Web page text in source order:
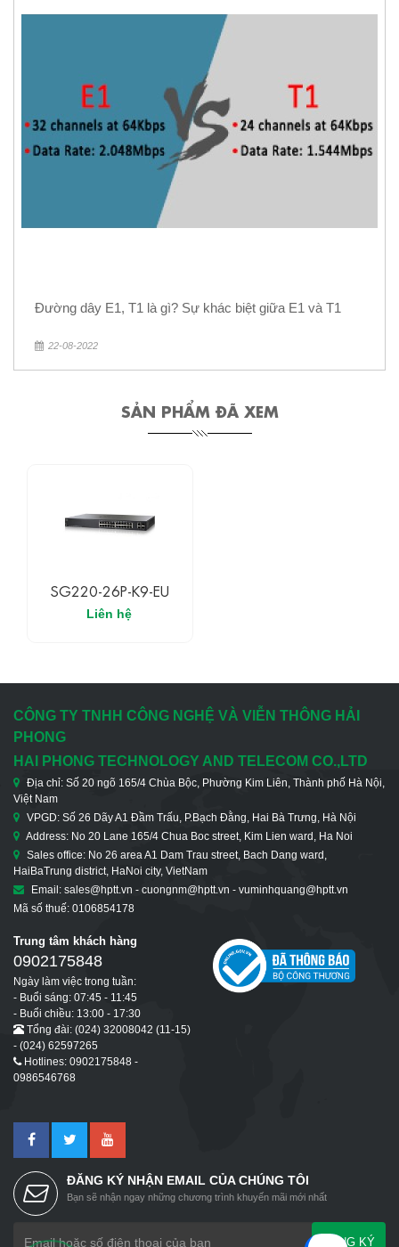
Đường dây E1, T1 là gì? Sự khác biệt giữa E1 và T1
22-08-2022
SẢN PHẨM ĐÃ XEM
SG220-26P-K9-EU
Liên hệ
CÔNG TY TNHH CÔNG NGHỆ VÀ VIỄN THÔNG HẢI
PHONG
HAI PHONG TECHNOLOGY AND TELECOM CO.,LTD
Địa chỉ: Số 20 ngõ 165/4 Chùa Bộc, Phường Kim Liên, Thành phố Hà Nội,
Việt Nam
VPGD: Số 26 Dãy A1 Đầm Trấu, P.Bạch Đằng, Hai Bà Trưng, Hà Nội
Address: No 20 Lane 165/4 Chua Boc street, Kim Lien ward, Ha Noi
Sales office: No 26 area A1 Dam Trau street, Bach Dang ward,
HaiBaTrung district, HaNoi city, VietNam
Email: sales@hptt.vn - cuongnm@hptt.vn - vuminhquang@hptt.vn
Mã số thuế: 0106854178
Trung tâm khách hàng
0902175848
Ngày làm việc trong tuần:
- Buổi sáng: 07:45 - 11:45
- Buổi chiều: 13:00 - 17:30
Tổng đài: (024) 32008042 (11-15)
- (024) 62597265
Hotlines: 0902175848 -
0986546768
ĐĂNG KÝ NHẬN EMAIL CỦA CHÚNG TÔI
Bạn sẽ nhận ngay những chương trình khuyến mãi mới nhất
ĐĂNG KÝ